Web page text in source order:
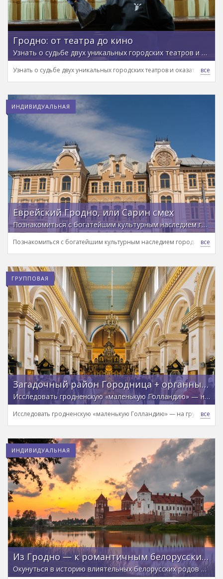
Гродно: от театра до кино
Узнать о судьбе двух уникальных городских театров и оказаться в закулисье кукольного мира
Узнать о судьбе двух уникальных городских театров и оказаться в
ИНДИВИДУАЛЬНАЯ
Еврейский Гродно, или Сарин смех
Познакомиться с богатейшим культурным наследием города и окунуться в неповторимый этнический колорит
Познакомиться с богатейшим культурным наследием города и
ГРУППОВАЯ
Загадочный район Городница + органный концерт
Исследовать гродненскую «маленькую Голландию» — на групповой экскурсии
Исследовать гродненскую «маленькую Голландию» — на групповой
ИНДИВИДУАЛЬНАЯ
Из Гродно — к романтичным белорусским замкам (на вашем или арендованном транспорте)
Окунуться в историю влиятельных белорусских родов и разобраться, что здесь правда, а что — легенды